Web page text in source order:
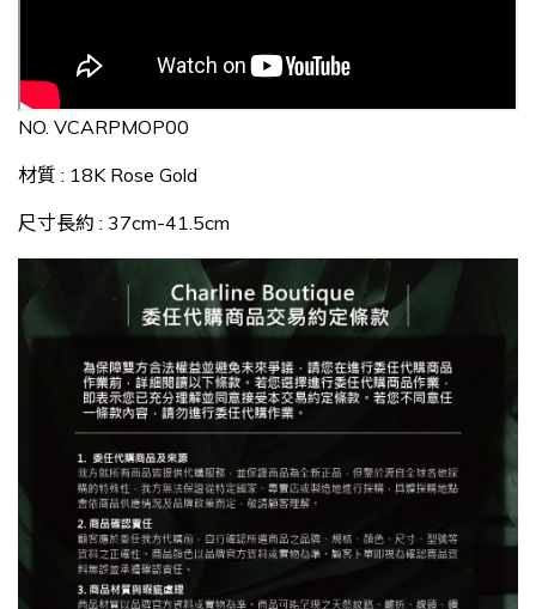
NO. VCARPMOP00
材質 : 18K Rose Gold
尺寸長約 : 37cm-41.5cm